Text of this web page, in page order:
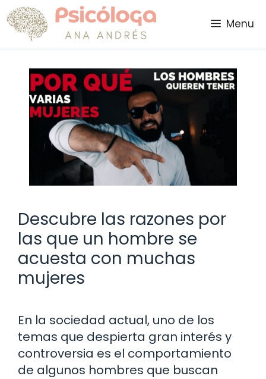
Saltar
al
contenido
Menu
Descubre las razones por
las que un hombre se
acuesta con muchas
mujeres
En la sociedad actual, uno de los
temas que despierta gran interés y
controversia es el comportamiento
de algunos hombres que buscan